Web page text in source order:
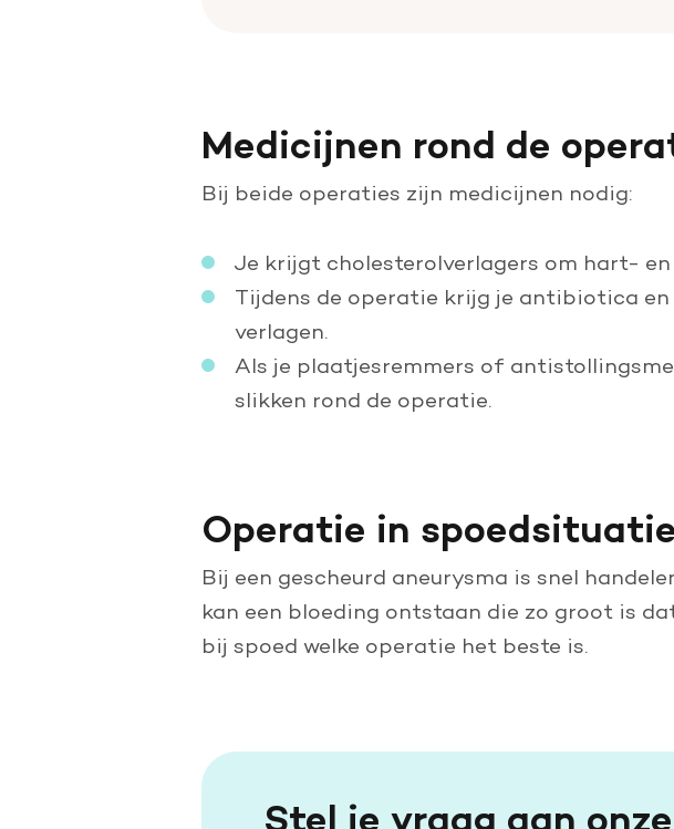
Medicijnen rond de
Bij beide operaties zijn medicijnen nodig:
Je krijgt cholesterolverlagers om hart-
Tijdens de operatie krijg je antibiotica
verlagen.
Als je plaatjesremmers of
slikken rond de operatie.
Operatie in spoedsituatie
Bij een gescheurd aneurysma is snel
kan een bloeding ontstaan die zo groot is
bij spoed welke operatie het beste is.
Stel je vraag aan